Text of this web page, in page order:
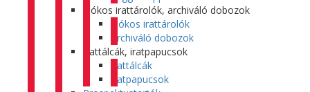
Fiókos irattárolók, archiváló dobozok
Fiókos irattárolók
Archiváló dobozok
Irattálcák, iratpapucsok
Irattálcák
Iratpapucsok